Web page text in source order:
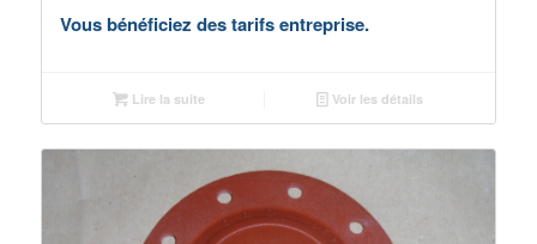
Vous bénéficiez des tarifs entreprise.
Lire la suite Voir les détails